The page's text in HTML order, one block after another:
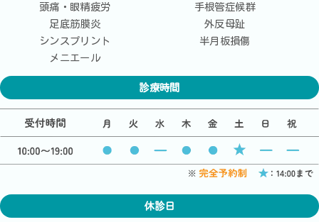
頭痛・眼精疲労
手根管症候群
足底筋膜炎
外反母趾
シンスプリント
半月板損傷
メニエール
診療時間
休診日